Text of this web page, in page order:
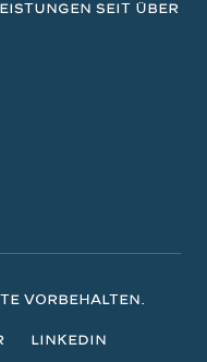
seit über
vorbehalten.
LinkedIn